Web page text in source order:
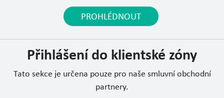
PROHLÉDNOUT
Přihlášení do klientské zóny
Tato sekce je určena pouze pro naše smluvní obchodní
partnery.